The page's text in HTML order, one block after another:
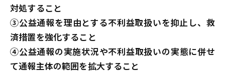
対処すること
③公益通報を理由とする不利益取扱いを抑止し、救
済措置を強化すること
④公益通報の実施状況や不利益取扱いの実態に併せ
て通報主体の範囲を拡大すること